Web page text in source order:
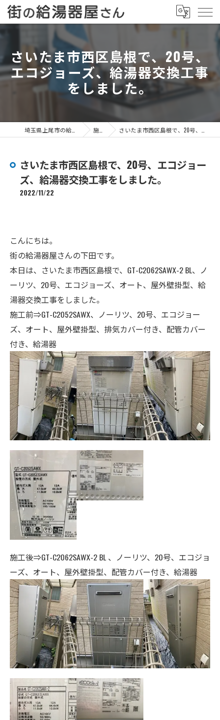
さいたま市西区島根で、20号、
エコジョーズ、給湯器交換工事
をしました。
施工事例 さいたま市西区島根で、20号、エコジョーズ、給湯器交換工事をしました。
さいたま市西区島根で、20号、エコジョー
ズ、給湯器交換工事をしました。
2022/11/22
こんにちは。
街の給湯器屋さんの下田です。
本日は、さいたま市西区島根で、GT-C2062SAWX-2 BL、ノ
ーリツ、20号、エコジョーズ、オート、屋外壁掛型、給
湯器交換工事をしました。
施工前⇒GT-C2052SAWX、ノーリツ、 20号、エコジョー
ズ、 オート、屋外壁掛型、排気カバー付き、配管カバー
付き、給湯器
施工後⇒GT-C2062SAWX-2 BL 、ノーリツ、20号、エコジョ
ーズ、オート、 屋外壁掛型、配管カバー付き、給湯器